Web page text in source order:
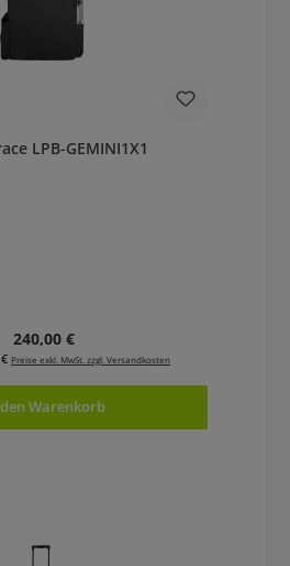
LPB-GEMINI1X1
Regulärer Preis:
240,00 €
Preise exkl. MwSt. zzgl. Versandkosten
Warenkorb